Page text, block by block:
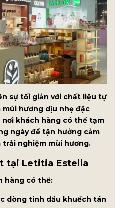
sự tối giản với chất liệu tự
mùi hương dịu nhẹ đặc
khách hàng có thể tạm
ngày để tận hưởng cảm
nghiệm mùi hương.
tại Letitia Estella
hàng có thể:
dòng tinh dầu khuếch tán